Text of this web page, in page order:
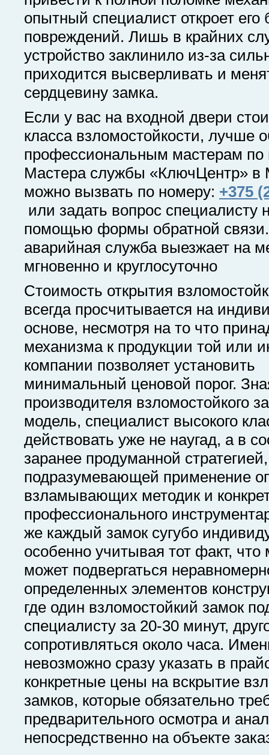
опытный специалист откроет его
повреждений. Лишь в крайних
устройство заклинило из-за
приходится высверливать и
сердцевину замка.
Если у вас на входной двери
класса взломостойкости, лучше
профессиональным мастерам по
Мастера службы «КлючЦентр» в
можно вызвать по номеру: +375
или задать вопрос специалисту
помощью формы обратной
аварийная служба выезжает на
мгновенно и круглосуточно
Стоимость открытия
всегда просчитывается на
основе, несмотря на то что
механизма к продукции той или
компании позволяет установить
минимальный ценовой порог.
производителя взломостойкого
модель, специалист высокого
действовать уже не наугад, а в
заранее продуманной стратегией,
подразумевающей применение
взламывающих методик и
профессионального
же каждый замок сугубо
особенно учитывая тот факт, что
может подвергаться
определенных элементов
где один взломостойкий замок
специалисту за 20-30 минут,
сопротивляться около часа.
невозможно сразу указать в
конкретные цены на вскрытие
замков, которые обязательно
предварительного осмотра и
непосредственно на объекте